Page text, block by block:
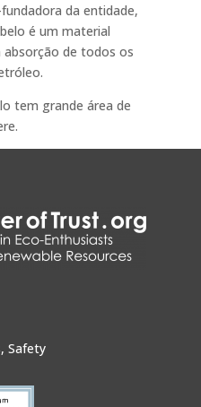
da entidade,
é um material
de todos os
tem grande área de
Safety